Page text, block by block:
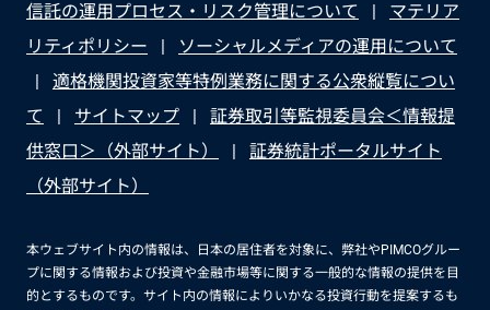
信託の運用プロセス・リスク管理について
マテリア
リティポリシー
ソーシャルメディアの運用について
適格機関投資家等特例業務に関する公衆縦覧につい
て
サイトマップ
証券取引等監視委員会＜情報提
供窓口＞（外部サイト）
証券統計ポータルサイト
（外部サイト）
本ウェブサイト内の情報は、日本の居住者を対象に、弊社やPIMCOグルー
プに関する情報および投資や金融市場等に関する一般的な情報の提供を目
的とするものです。サイト内の情報によりいかなる投資行動を提案するも